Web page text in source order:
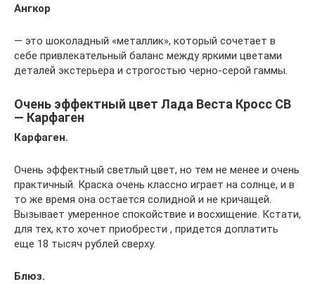
Ангкор
— это шоколадный «металлик», который сочетает в
себе привлекательный баланс между яркими цветами
деталей экстерьера и строгостью черно-серой гаммы.
Очень эффектный цвет Лада Веста Кросс СВ
— Карфаген
Карфаген.
Очень эффектный светлый цвет, но тем не менее и очень
практичный. Краска очень классно играет на солнце, и в
то же время она остается солидной и не кричащей.
Вызывает умеренное спокойствие и восхищение. Кстати,
для тех, кто хочет приобрести , придется доплатить
еще 18 тысяч рублей сверху.
Блюз.